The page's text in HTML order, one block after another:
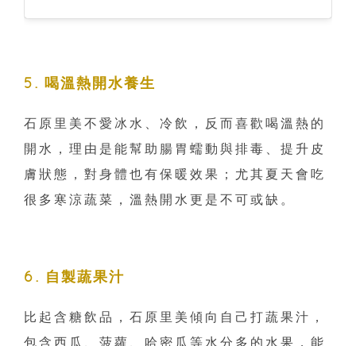
5. 喝溫熱開水養生
石原里美不愛冰水、冷飲，反而喜歡喝溫熱的
開水，理由是能幫助腸胃蠕動與排毒、提升皮
膚狀態，對身體也有保暖效果；尤其夏天會吃
很多寒涼蔬菜，溫熱開水更是不可或缺。
6. 自製蔬果汁
比起含糖飲品，石原里美傾向自己打蔬果汁，
包含西瓜、菠蘿、哈密瓜等水分多的水果，能